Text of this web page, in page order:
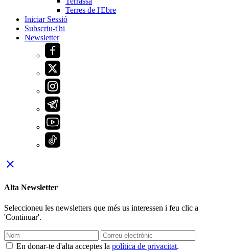
Terres de l'Ebre
Iniciar Sessió
Subscriu-t'hi
Newsletter
close
Alta Newsletter
Seleccioneu les newsletters que més us interessen i feu clic a
'Continuar'.
En donar-te d'alta acceptes la política de privacitat.